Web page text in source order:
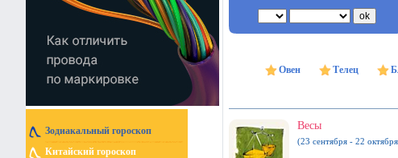
Зодиакальный гороскоп
Китайский гороскоп
Овен Телец
Весы
(23 сентября - 22